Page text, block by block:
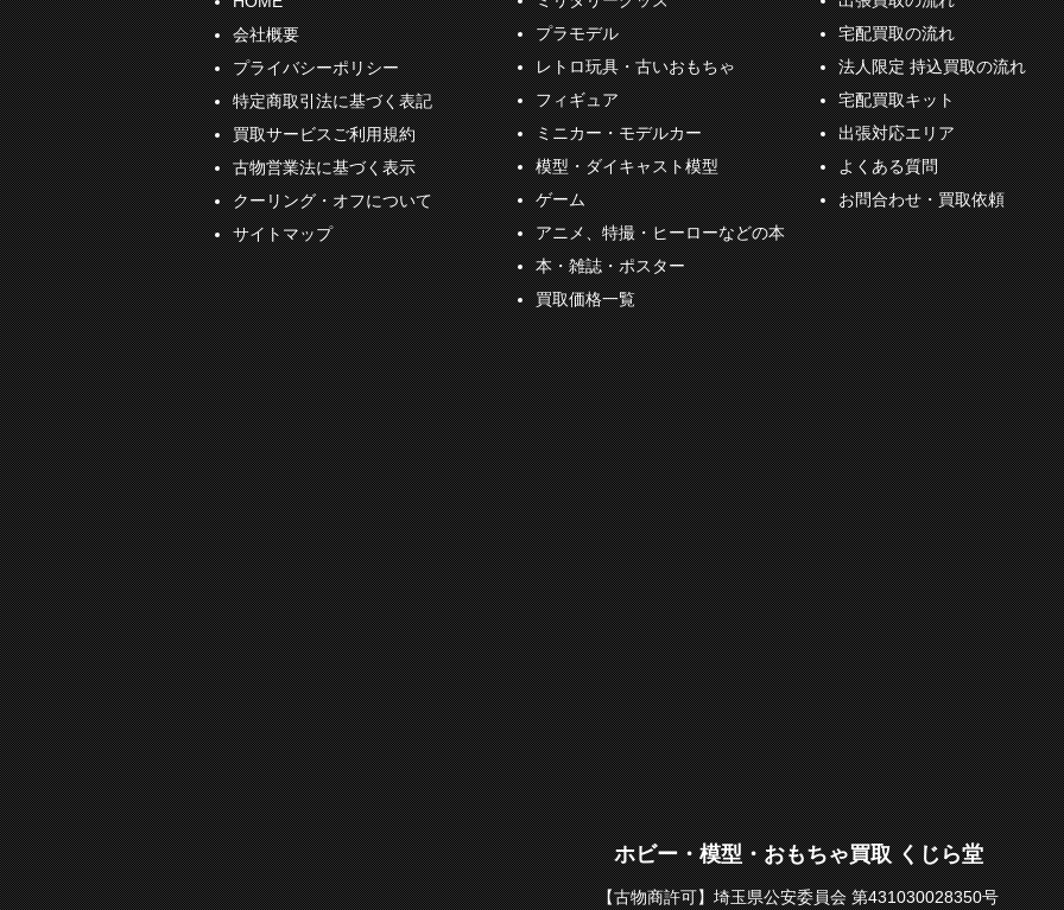
会社概要
プライバシーポリシー
特定商取引法に基づく表記
買取サービスご利用規約
古物営業法に基づく表示
クーリング・オフについて
サイトマップ
プラモデル
レトロ玩具・古いおもちゃ
フィギュア
ミニカー・モデルカー
模型・ダイキャスト模型
ゲーム
アニメ、特撮・ヒーローなどの本
本・雑誌・ポスター
買取価格一覧
宅配買取の流れ
法人限定 持込買取の流れ
宅配買取キット
出張対応エリア
よくある質問
お問合わせ・買取依頼
ホビー・模型・おもちゃ買取 くじら堂
【古物商許可】埼玉県公安委員会 第431030028350号